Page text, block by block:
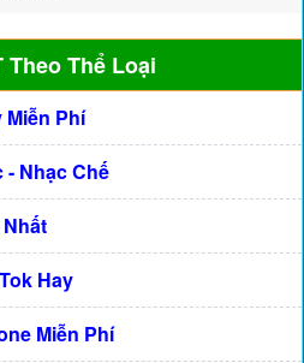
Theo Thể Loại
Miễn Phí
Nhạc Chế
Hay
Miễn Phí